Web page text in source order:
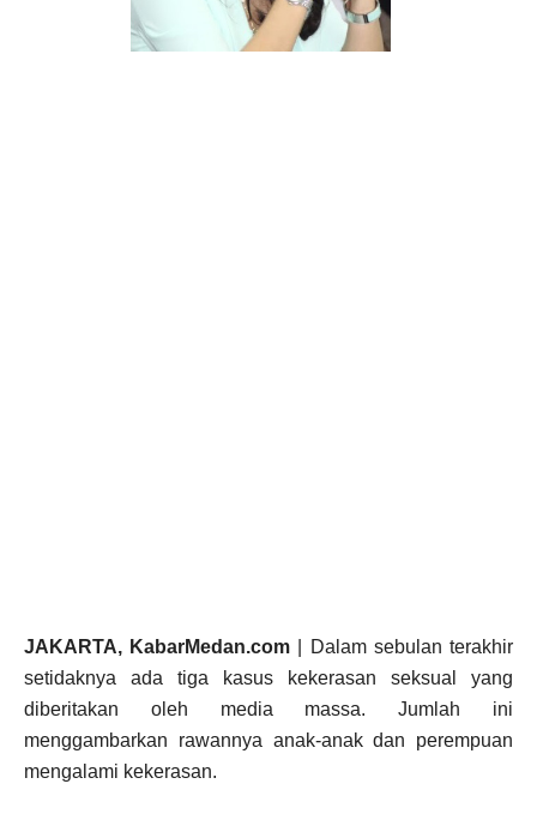
JAKARTA, KabarMedan.com | Dalam sebulan terakhir
setidaknya ada tiga kasus kekerasan seksual yang
diberitakan oleh media massa. Jumlah ini
menggambarkan rawannya anak-anak dan perempuan
mengalami kekerasan.